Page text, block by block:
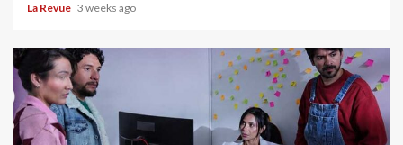
La Revue 3 weeks ago